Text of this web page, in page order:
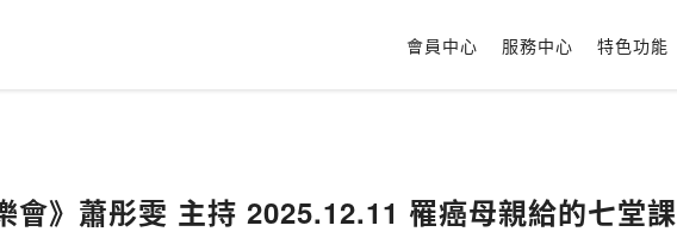
會員中心 服務中心 特色功能
會》蕭彤雯 主持 2025.12.11 罹癌母親給的七堂課